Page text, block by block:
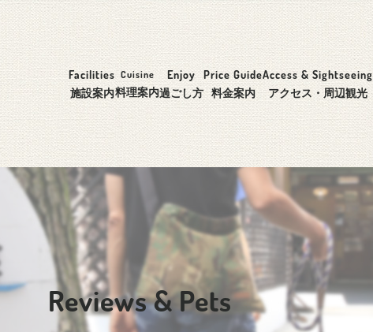
Facilities
施設案内
Cuisine
料理案内
Enjoy
過ごし方
Price Guide
料金案内
Access & Sightseeing
アクセス・周辺観光
Reviews & Pets